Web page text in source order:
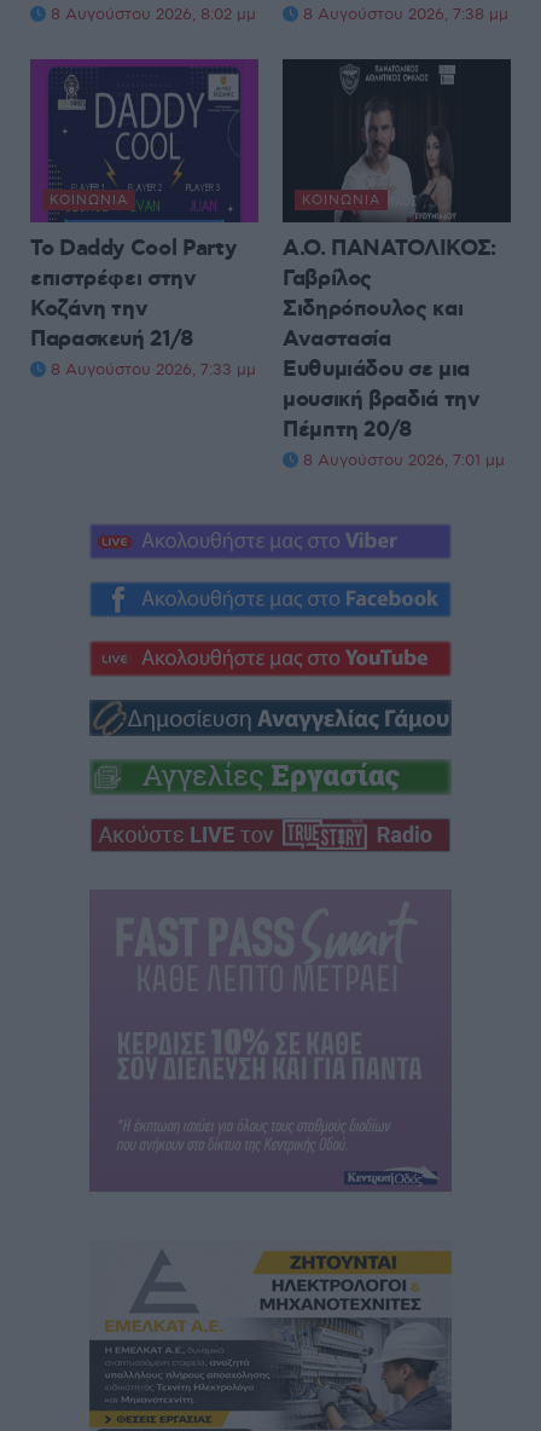
8 Αυγούστου 2026, 8:02 μμ 8 Αυγούστου 2026, 7:38 μμ
ΚΟΙΝΩΝΊΑ
Το Daddy Cool Party
επιστρέφει στην
Κοζάνη την
Παρασκευή 21/8
8 Αυγούστου 2026, 7:33 μμ
ΚΟΙΝΩΝΊΑ
Α.Ο. ΠΑΝΑΤΟΛΙΚΟΣ:
Γαβρίλος
Σιδηρόπουλος και
Αναστασία
Ευθυμιάδου σε μια
μουσική βραδιά την
Πέμπτη 20/8
8 Αυγούστου 2026, 7:01 μμ